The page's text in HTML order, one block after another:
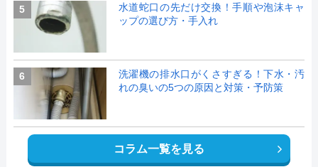
5
水道蛇口の先だけ交換！手順や泡沫キャ
ップの選び方・手入れ
6
洗濯機の排水口がくさすぎる！下水・汚
れの臭いの5つの原因と対策・予防策
コラム一覧を見る